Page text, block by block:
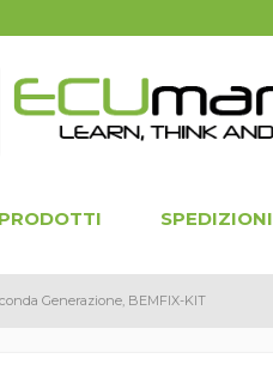
SPEDIZIONI
Generazione, BEMFIX-KIT